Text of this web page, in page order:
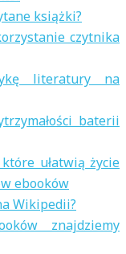
książki?
czytnika
literatury na
baterii
ułatwią życie
ebooków
Wikipedii?
znajdziemy